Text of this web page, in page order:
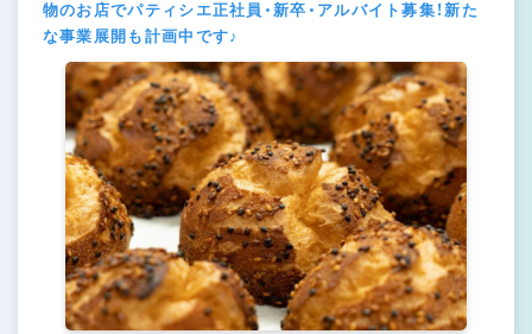
物のお店でパティシエ正社員・新卒・アルバイト募集！新た
な事業展開も計画中です♪